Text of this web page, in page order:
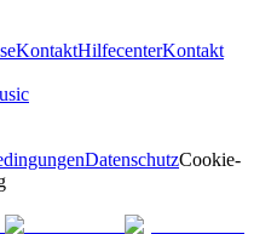
KontaktHilfecenterKontakt
DatenschutzCookie-